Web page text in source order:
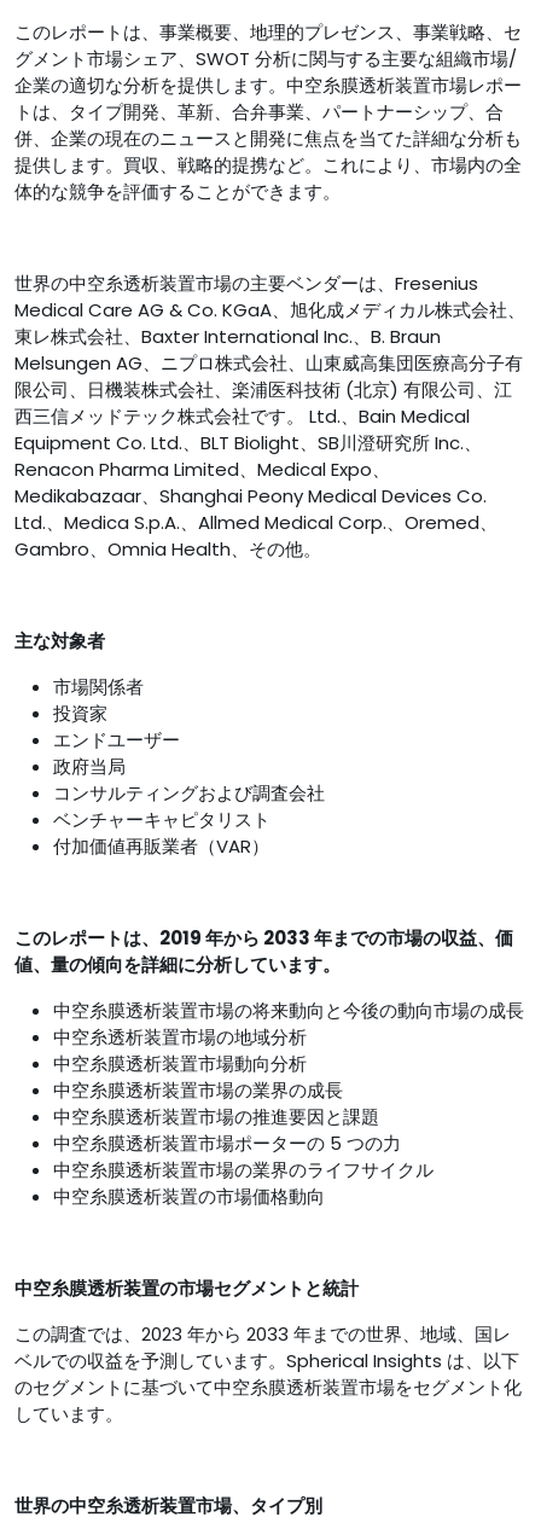
このレポートは、事業概要、地理的プレゼンス、事業戦略、セ
グメント市場シェア、SWOT 分析に関与する主要な組織市場/
企業の適切な分析を提供します。中空糸膜透析装置市場レポー
トは、タイプ開発、革新、合弁事業、パートナーシップ、合
併、企業の現在のニュースと開発に焦点を当てた詳細な分析も
提供します。買収、戦略的提携など。これにより、市場内の全
体的な競争を評価することができます。
世界の中空糸透析装置市場の主要ベンダーは、Fresenius
Medical Care AG & Co. KGaA、旭化成メディカル株式会社、
東レ株式会社、Baxter International Inc.、B. Braun
Melsungen AG、ニプロ株式会社、山東威高集団医療高分子有
限公司、日機装株式会社、楽浦医科技術 (北京) 有限公司、江
西三信メッドテック株式会社です。 Ltd.、Bain Medical
Equipment Co. Ltd.、BLT Biolight、SB川澄研究所 Inc.、
Renacon Pharma Limited、Medical Expo、
Medikabazaar、Shanghai Peony Medical Devices Co.
Ltd.、Medica S.p.A.、Allmed Medical Corp.、Oremed、
Gambro、Omnia Health、その他。
主な対象者
市場関係者
投資家
エンドユーザー
政府当局
コンサルティングおよび調査会社
ベンチャーキャピタリスト
付加価値再販業者（VAR）
このレポートは、2019 年から 2033 年までの市場の収益、価
値、量の傾向を詳細に分析しています。
中空糸膜透析装置市場の将来動向と今後の動向市場の成長
中空糸透析装置市場の地域分析
中空糸膜透析装置市場動向分析
中空糸膜透析装置市場の業界の成長
中空糸膜透析装置市場の推進要因と課題
中空糸膜透析装置市場ポーターの 5 つの力
中空糸膜透析装置市場の業界のライフサイクル
中空糸膜透析装置の市場価格動向
中空糸膜透析装置の市場セグメントと統計
この調査では、2023 年から 2033 年までの世界、地域、国レ
ベルでの収益を予測しています。Spherical Insights は、以下
のセグメントに基づいて中空糸膜透析装置市場をセグメント化
しています。
世界の中空糸透析装置市場、タイプ別